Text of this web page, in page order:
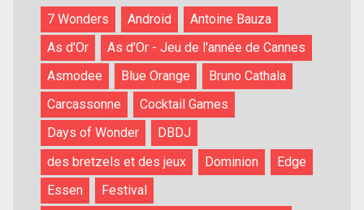
7 Wonders Android
Antoine Bauza
As d'Or
As d'Or - Jeu de l'année de Cannes
Asmodee
Blue Orange
Bruno Cathala
Carcassonne
Cocktail Games
Days of Wonder
DBDJ
des bretzels et des jeux
Dominion
Edge
Essen
Festival